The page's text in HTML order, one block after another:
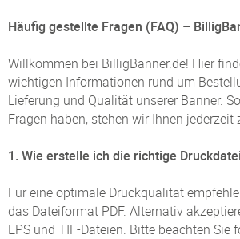
Häufig gestellte Fragen (FAQ) –
Willkommen bei BilligBanner.de! Hier
wichtigen Informationen rund um
Lieferung und Qualität unserer Banner.
Fragen haben, stehen wir Ihnen jederzeit
1. Wie erstelle ich die richtige
Für eine optimale Druckqualität
das Dateiformat PDF. Alternativ
EPS und TIF-Dateien. Bitte beachten Sie